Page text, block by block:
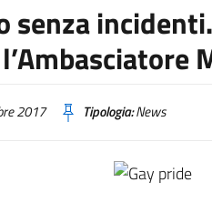
senza
2017 Tipologia:News